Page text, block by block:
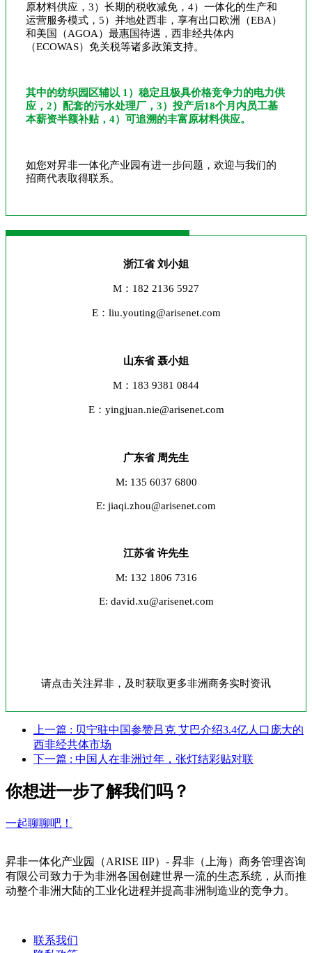
原材料供应，3）长期的税收减免，4）一体化的生产和
运营服务模式，5）并地处西非，享有出口欧洲（EBA）
和美国（AGOA）最惠国待遇，西非经共体内
（ECOWAS）免关税等诸多政策支持。
其中的纺织园区辅以 1）稳定且极具价格竞争力的电力供
应，2）配套的污水处理厂，3）投产后18个月内员工基
本薪资半额补贴，4）可追溯的丰富原材料供应。
如您对昇非一体化产业园有进一步问题，欢迎与我们的
招商代表取得联系。
浙江省 刘小姐
M：182 2136 5927
E：liu.youting@arisenet.com
山东省 聂小姐
M：183 9381 0844
E：yingjuan.nie@arisenet.com
广东省 周先生
M: 135 6037 6800
E: jiaqi.zhou@arisenet.com
江苏省 许先生
M: 132 1806 7316
E: david.xu@arisenet.com
请点击关注昇非，及时获取更多非洲商务实时资讯
上一篇 : 贝宁驻中国参赞吕克 艾巴介绍3.4亿人口庞大的
西非经共体市场
下一篇 : 中国人在非洲过年，张灯结彩贴对联
你想进一步了解我们吗？
一起聊聊吧！
昇非一体化产业园（ARISE IIP）- 昇非（上海）商务管理咨询
有限公司致力于为非洲各国创建世界一流的生态系统，从而推
动整个非洲大陆的工业化进程并提高非洲制造业的竞争力。
联系我们